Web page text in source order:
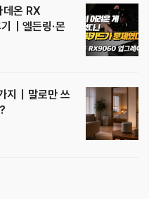
온 RX
｜엘든링·몬
지｜말로만 쓰